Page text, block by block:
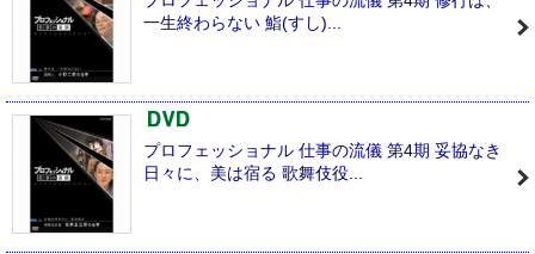
一生終わらない 鮨(すし)...
プロフェッショナル 仕事の流儀 第4期 妥協なき
日々に、美は宿る 歌舞伎役...